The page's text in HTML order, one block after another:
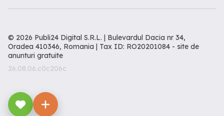
© 2026 Publi24 Digital S.R.L. | Bulevardul Dacia nr 34,
Oradea 410346, Romania | Tax ID: RO20201084 - site de
anunturi gratuite
26.08.06.c0c206c